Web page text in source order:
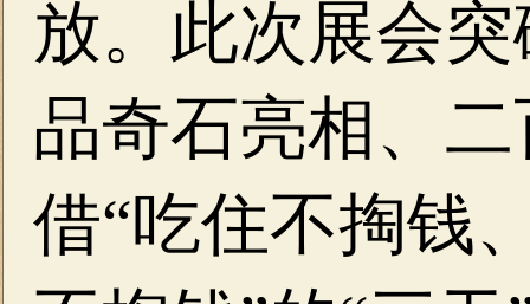
放。此次展会
品奇石亮相、
借“吃住不掏钱